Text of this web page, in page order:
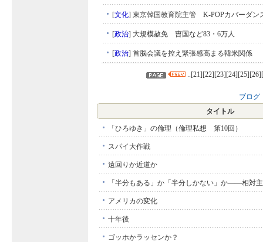
[文化] 東京韓国教育院主管 K-POPカバーダン
[政治] 大規模赦免 曺国など83・6万人
[政治] 首脳会議を控え緊張感高まる韓米関係
..[21][22][23][24][25][26][
ブログ
タイトル
「ひろゆき」の倫理（倫理私想 第10回）
スパイ大作戦
遠回りか近道か
「半分もある」か「半分しかない」か――相対
アメリカの変化
十年後
ゴッホかラッセンか？